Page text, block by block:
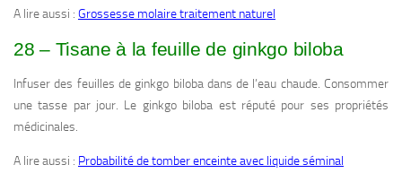
A lire aussi : Grossesse molaire traitement naturel
28 – Tisane à la feuille de ginkgo biloba
Infuser des feuilles de ginkgo biloba dans de l’eau chaude. Consommer
une tasse par jour. Le ginkgo biloba est réputé pour ses propriétés
médicinales.
A lire aussi : Probabilité de tomber enceinte avec liquide séminal